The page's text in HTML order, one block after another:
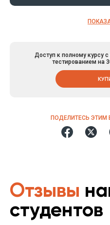
ПОДЕЛИТЕСЬ ЭТИМ
Доступ к полному курсу
тестированием на
Отзывы
студентов